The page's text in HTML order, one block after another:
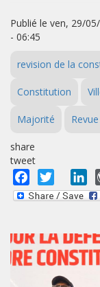
Publié le ven, 29/
- 06:45
revision de la
Constitution
Majorité
share
tweet
Facebook
Twitter